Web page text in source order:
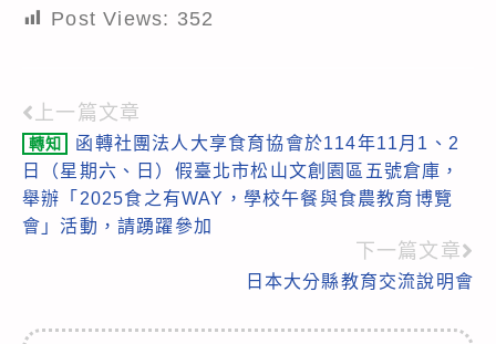
Post Views: 352
Read
more
articles
上一篇文章
轉知
函轉社團法人大享食育協會於114年11月1、2
日（星期六、日）假臺北市松山文創園區五號倉庫，
舉辦「2025食之有WAY，學校午餐與食農教育博覽
會」活動，請踴躍參加
下一篇文章
日本大分縣教育交流說明會